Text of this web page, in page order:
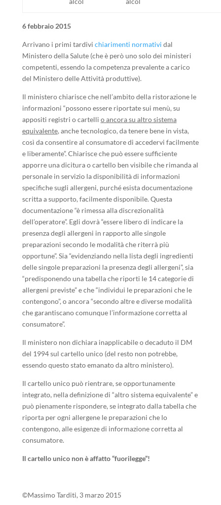
6 febbraio 2015
Arrivano i primi tardivi chiarimenti normativi dal
Ministero della Salute (che è però uno solo dei ministeri
competenti, essendo la competenza prevalente a carico
del Ministero delle Attività produttive).
Il ministero chiarisce che nell’ambito della ristorazione le
informazioni “possono essere riportate sui menù, su
appositi registri o cartelli o ancora su altro sistema
equivalente, anche tecnologico, da tenere bene in vista,
così da consentire al consumatore di accedervi facilmente
e liberamente”. Chiarisce che può essere sufficiente
apporre una dicitura o cartello ben visibile che rimanda al
personale in servizio la disponibilità di informazioni
specifiche sugli allergeni, purché esista documentazione
scritta a supporto, facilmente disponibile. Questa
documentazione “è rimessa alla discrezionalità
dell’operatore”. Egli dovrà “essere libero di indicare la
presenza degli allergeni in rapporto alle singole
preparazioni secondo le modalità che riterrà più
opportune”. Sia “evidenziando nella lista degli ingredienti
delle singole preparazioni la presenza degli allergeni”, sia
“predisponendo una tabella che riporti le 14 categorie di
allergeni previste” e che “individui le preparazioni che le
contengono”, o ancora “secondo altre e diverse modalità
che garantiscano comunque l’informazione corretta al
consumatore”.
Il ministero non dichiara inapplicabile o decaduto il DM
del 1994 sul cartello unico (del resto non potrebbe,
essendo questo stato emanato da altro ministero).
Il cartello unico può rientrare, se opportunamente
integrato, nella definizione di “altro sistema equivalente” e
può pienamente rispondere, se integrato dalla tabella che
riporta per ogni allergene le preparazioni che lo
contengono, alle esigenze di informazione corretta al
consumatore.
Il cartello unico non è affatto “fuorilegge”!
©Massimo Tarditi, 3 marzo 2015